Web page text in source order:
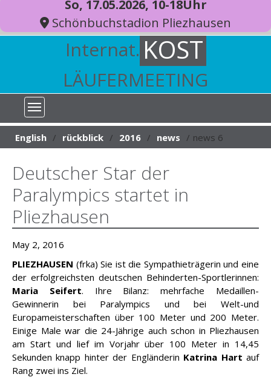
So, 17.05.2026, 10-18Uhr
Schönbuchstadion Pliezhausen
Internat. KOST
LÄUFERMEETING
You are here:
English rückblick 2016 news news 6
Deutscher Star der
Paralympics startet in
Pliezhausen
May 2, 2016
PLIEZHAUSEN (frka) Sie ist die Sympathieträgerin und eine
der erfolgreichsten deutschen Behinderten-Sportlerinnen:
Maria Seifert. Ihre Bilanz: mehrfache Medaillen-
Gewinnerin bei Paralympics und bei Welt-und
Europameisterschaften über 100 Meter und 200 Meter.
Einige Male war die 24-Jährige auch schon in Pliezhausen
am Start und lief im Vorjahr über 100 Meter in 14,45
Sekunden knapp hinter der Engländerin Katrina Hart auf
Rang zwei ins Ziel.